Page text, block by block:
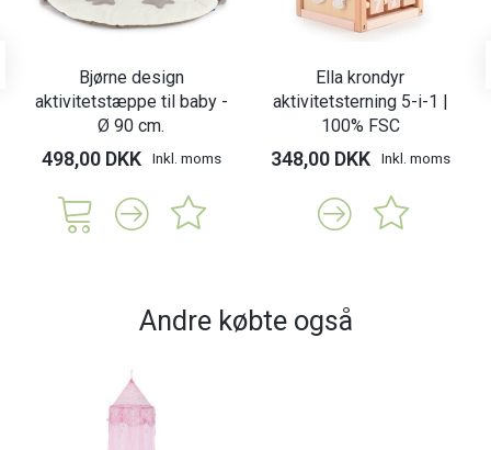
Bjørne design
aktivitetstæppe til baby -
Ø 90 cm.
498,00 DKK Inkl. moms
Ella krondyr
aktivitetsterning 5-i-1 |
100% FSC
348,00 DKK Inkl. moms
Andre købte også